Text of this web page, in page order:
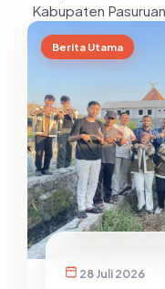
Kabupaten Pasuruan.
Berita Utama
28 Juli 2026